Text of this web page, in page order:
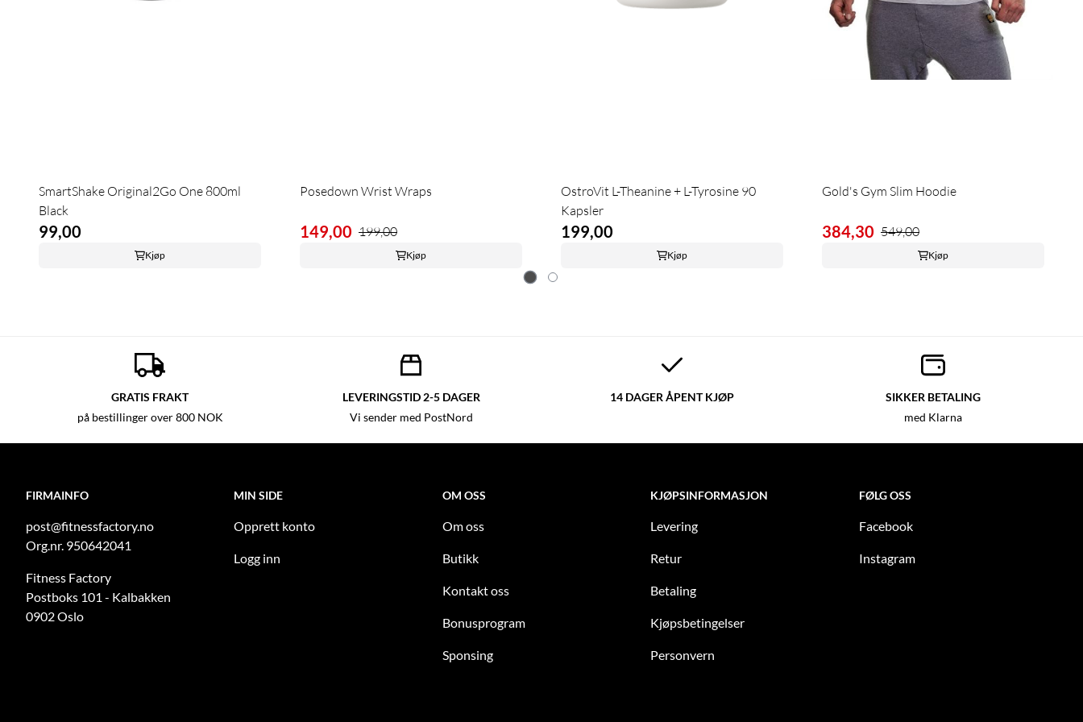
SmartShake Original2Go One 800ml
Black
99,00
Kjøp
Posedown Wrist Wraps
149,00 199,00
Kjøp
OstroVit L-Theanine + L-Tyrosine 90
Kapsler
199,00
Kjøp
Gold's Gym Slim Hoodie
384,30 549,00
Kjøp
GRATIS FRAKT
på bestillinger over 800 NOK
LEVERINGSTID 2-5 DAGER
Vi sender med PostNord
14 DAGER ÅPENT KJØP SIKKER BETALING
med Klarna
FIRMAINFO
post@fitnessfactory.no
Org.nr. 950642041
Fitness Factory
Postboks 101 - Kalbakken
0902 Oslo
MIN SIDE
Opprett konto
Logg inn
OM OSS
Om oss
Butikk
Kontakt oss
Bonusprogram
Sponsing
KJØPSINFORMASJON
Levering
Retur
Betaling
Kjøpsbetingelser
Personvern
FØLG OSS
Facebook
Instagram